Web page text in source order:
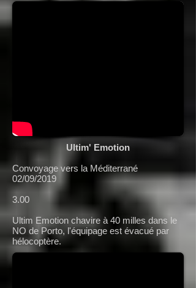
Ultim' Emotion
Convoyage vers la Méditerrané
02/09/2019
3.00
Ultim Emotion chavire à 40 milles dans le
NO de Porto, l'équipage est évacué par
hélocoptère.